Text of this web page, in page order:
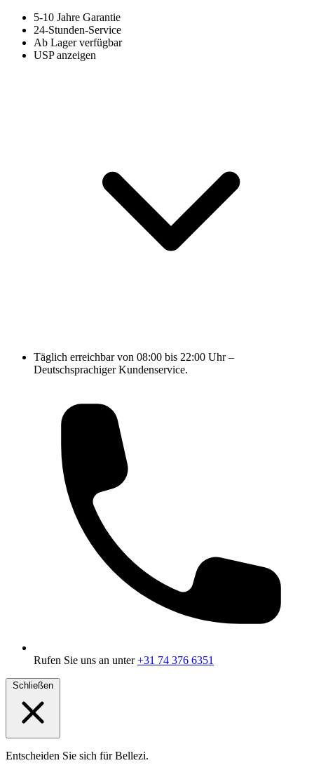
5-10 Jahre Garantie
24-Stunden-Service
Ab Lager verfügbar
USP anzeigen
Täglich erreichbar von 08:00 bis 22:00 Uhr –
Deutschsprachiger Kundenservice.
Rufen Sie uns an unter +31 74 376 6351
Schließen
Entscheiden Sie sich für Bellezi.